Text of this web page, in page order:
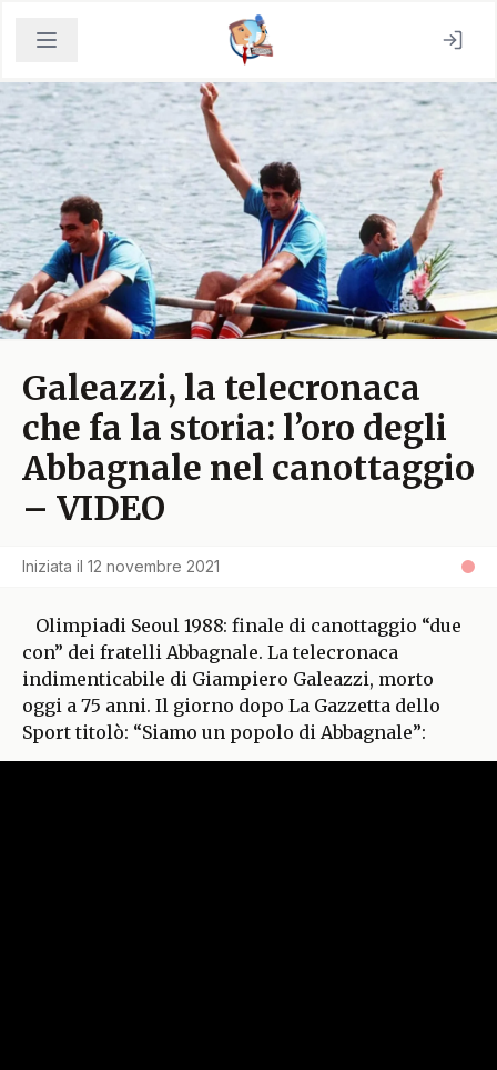
Galeazzi, la telecronaca
che fa la storia: l’oro degli
Abbagnale nel canottaggio
– VIDEO
Iniziata il 12 novembre 2021
Olimpiadi Seoul 1988: finale di canottaggio “due
con” dei fratelli Abbagnale. La telecronaca
indimenticabile di Giampiero Galeazzi, morto
oggi a 75 anni. Il giorno dopo La Gazzetta dello
Sport titolò: “Siamo un popolo di Abbagnale”: